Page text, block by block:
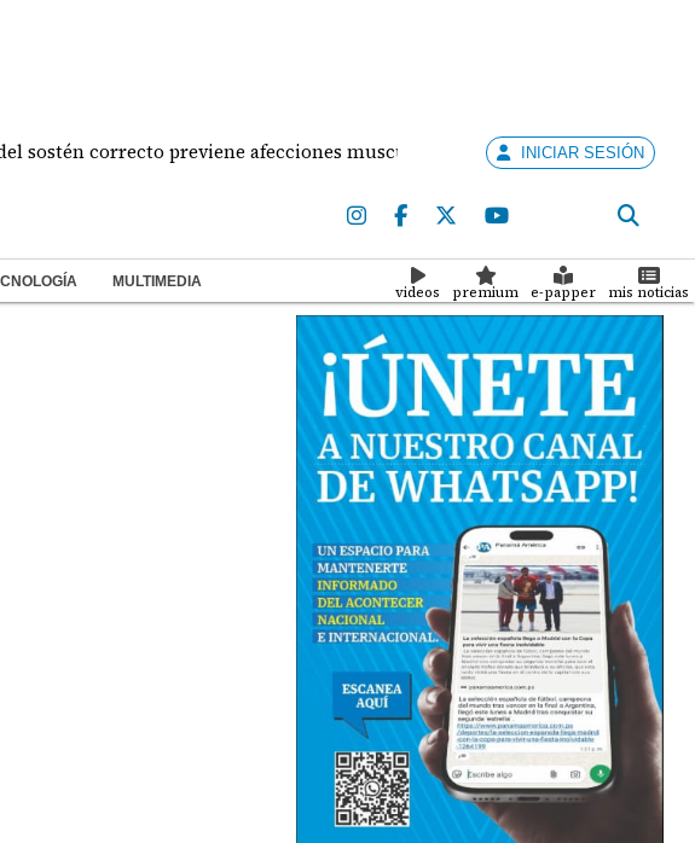
correcto previene afecciones musculares en la mujer? INICIAR SESIÓN
MULTIMEDIA
videos premium e-papper mis noticias